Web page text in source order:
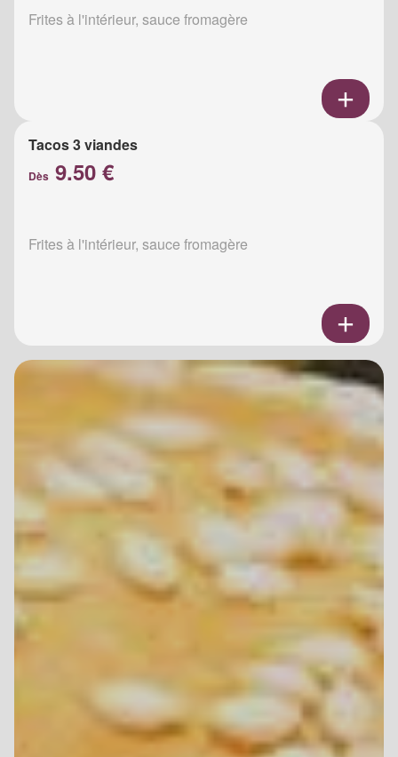
Frites à l'intérieur, sauce fromagère
Tacos 3 viandes
Dès 9.50 €
Frites à l'intérieur, sauce fromagère